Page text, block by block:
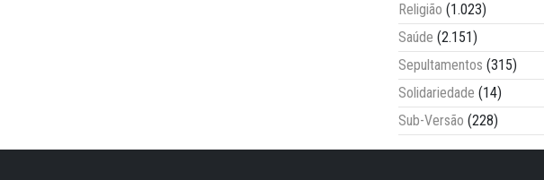
Religião (1.023)
Saúde (2.151)
Sepultamentos (315)
Solidariedade (14)
Sub-Versão (228)